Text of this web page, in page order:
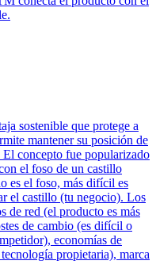
sostenible que protege a
mantener su posición de
El concepto fue popularizado
el foso de un castillo
es el foso, más difícil es
el castillo (tu negocio). Los
de red (el producto es más
de cambio (es difícil o
economías de
propietaria), marca